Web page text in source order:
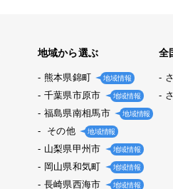
地域から選ぶ
熊本県錦町 地域情報
千葉県市原市 地域情報
福島県南相馬市 地域情報
その他 地域情報
山梨県甲州市 地域情報
岡山県和気町 地域情報
長崎県西海市 地域情報
全